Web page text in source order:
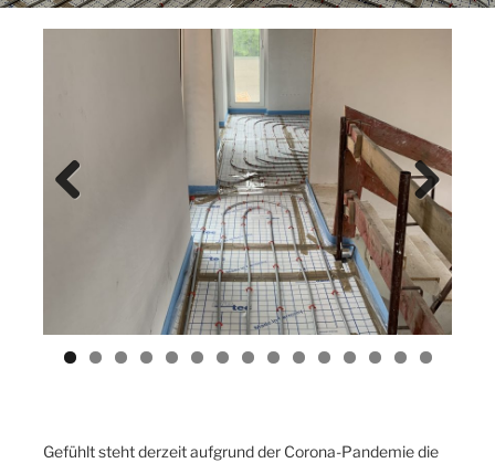
Next
Gefühlt steht derzeit aufgrund der Corona-Pandemie die